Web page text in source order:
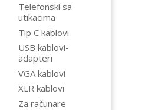
Telefonski sa
utikacima
Tip C kablovi
USB kablovi-
adapteri
VGA kablovi
XLR kablovi
Za računare